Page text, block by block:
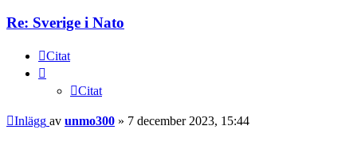
Re: Sverige i Nato
Citat
Citat
Inlägg av unmo300 » 7 december 2023, 15:44